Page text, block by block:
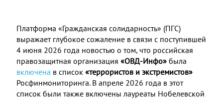
Платформа «Гражданская солидарность» (ПГС)
выражает глубокое сожаление в связи с поступившей
4 июня 2026 года новостью о том, что российская
правозащитная организация «ОВД-Инфо» была
включена в список «террористов и экстремистов»
Росфинмониторинга. В апреле 2026 года в этот
список были также включены лауреаты Нобелевской